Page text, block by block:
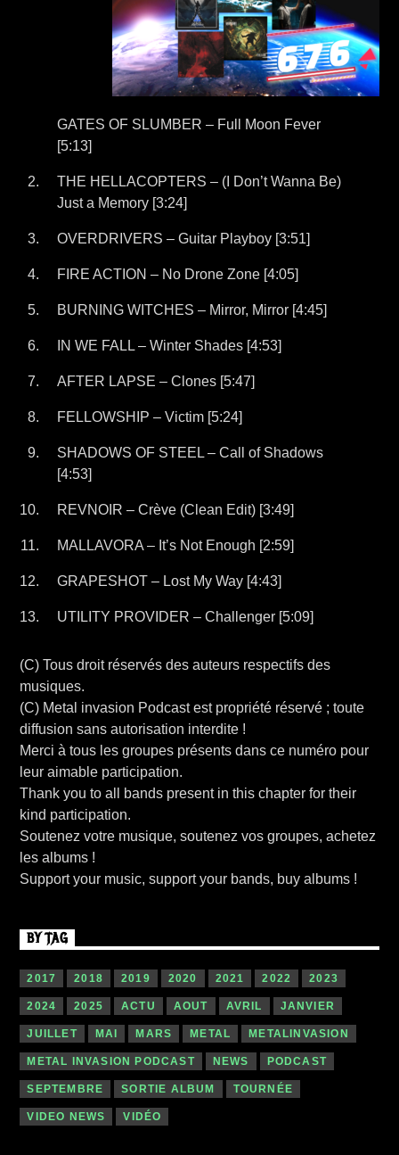
GATES OF SLUMBER – Full Moon Fever
[5:13]
THE HELLACOPTERS – (I Don’t Wanna Be)
Just a Memory [3:24]
OVERDRIVERS – Guitar Playboy [3:51]
FIRE ACTION – No Drone Zone [4:05]
BURNING WITCHES – Mirror, Mirror [4:45]
IN WE FALL – Winter Shades [4:53]
AFTER LAPSE – Clones [5:47]
FELLOWSHIP – Victim [5:24]
SHADOWS OF STEEL – Call of Shadows
[4:53]
REVNOIR – Crève (Clean Edit) [3:49]
MALLAVORA – It’s Not Enough [2:59]
GRAPESHOT – Lost My Way [4:43]
UTILITY PROVIDER – Challenger [5:09]
(C) Tous droit réservés des auteurs respectifs des
musiques.
(C) Metal invasion Podcast est propriété réservé ; toute
diffusion sans autorisation interdite !
Merci à tous les groupes présents dans ce numéro pour
leur aimable participation.
Thank you to all bands present in this chapter for their
kind participation.
Soutenez votre musique, soutenez vos groupes, achetez
les albums !
Support your music, support your bands, buy albums !
BY TAG
2017 2018 2019 2020 2021 2022 2023
2024 2025 ACTU AOUT AVRIL JANVIER
JUILLET MAI MARS METAL METALINVASION
METAL INVASION PODCAST NEWS PODCAST
SEPTEMBRE SORTIE ALBUM TOURNÉE
VIDEO NEWS VIDÉO